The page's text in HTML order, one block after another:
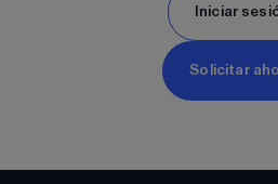
Iniciar
Solicitar